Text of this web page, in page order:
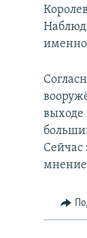
именно
выходе
Сейчас
мнение